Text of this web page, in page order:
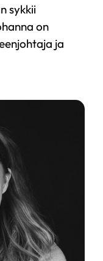
sykkii
on
ja